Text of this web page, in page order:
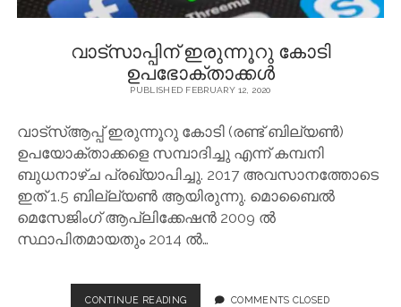
CHALLENGE
വാട്സാപ്പിന് ഇരുന്നൂറു കോടി
ഉപഭോക്താക്കൾ
PUBLISHED FEBRUARY 12, 2020
വാട്‌സ്ആപ്പ് ഇരുന്നൂറു കോടി (രണ്ട് ബില്യൺ)
ഉപയോക്താക്കളെ സമ്പാദിച്ചു എന്ന് കമ്പനി
ബുധനാഴ്ച പ്രഖ്യാപിച്ചു. 2017 അവസാനത്തോടെ
ഇത് 1.5 ബില്ല്യൺ ആയിരുന്നു. മൊബൈൽ
മെസേജിംഗ് ആപ്ലിക്കേഷൻ 2009 ൽ
സ്ഥാപിതമായതും 2014 ൽ…
CONTINUE READINGവാട്സാപ്പിന്COMMENTS CLOSED